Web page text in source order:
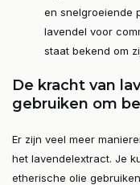
en snelgroeiende
lavendel voor
staat bekend om
De kracht van
gebruiken om
Er zijn veel meer
het lavendelextract. Je
etherische olie